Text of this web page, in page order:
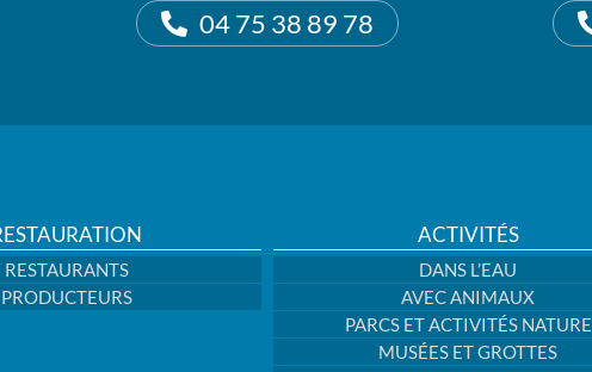
04 75 38 89 78
RESTAURANTS
PRODUCTEURS
ACTIVITÉS
DANS L’EAU
AVEC ANIMAUX
PARCS ET ACTIVITÉS NATURE
MUSÉES ET GROTTES